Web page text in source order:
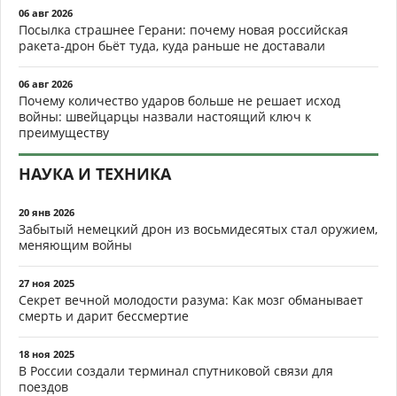
06 авг 2026
Посылка страшнее Герани: почему новая российская
ракета-дрон бьёт туда, куда раньше не доставали
06 авг 2026
Почему количество ударов больше не решает исход
войны: швейцарцы назвали настоящий ключ к
преимуществу
НАУКА И ТЕХНИКА
20 янв 2026
Забытый немецкий дрон из восьмидесятых стал оружием,
меняющим войны
27 ноя 2025
Секрет вечной молодости разума: Как мозг обманывает
смерть и дарит бессмертие
18 ноя 2025
В России создали терминал спутниковой связи для
поездов